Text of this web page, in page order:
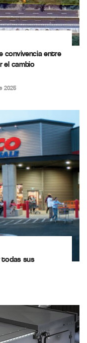
convivencia entre
el cambio
2025
todas sus